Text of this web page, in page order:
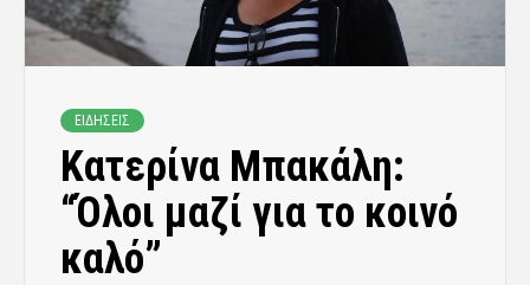
ΕΙΔΗΣΕΙΣ
Κατερίνα Μπακάλη:
“Όλοι μαζί για το κοινό
καλό”